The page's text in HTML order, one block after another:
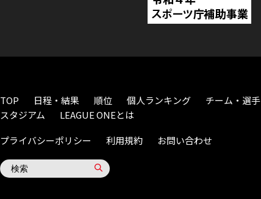
TOP 日程・結果 順位 個人ランキング チーム・選手
スタジアム
LEAGUE ONEとは
プライバシーポリシー
利用規約 お問い合わせ